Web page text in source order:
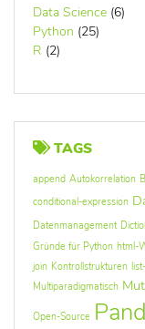
Data Science (6)
Python (25)
R (2)
TAGS
append Autokorrelation
conditional-expression
Datenmanagement
Gründe für Python html-
join Kontrollstrukturen
Multiparadigmatisch
Open-Source